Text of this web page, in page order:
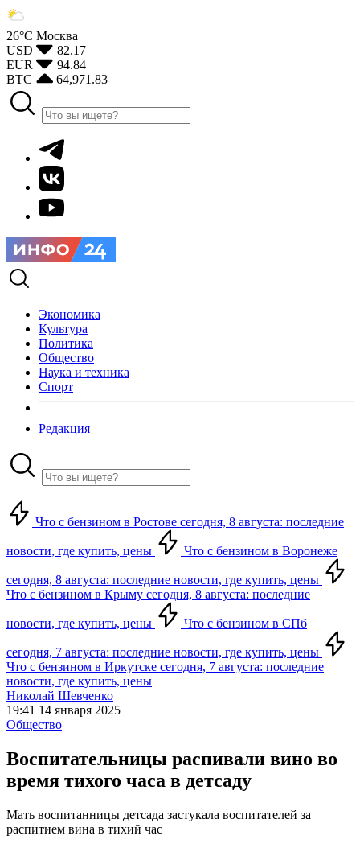
26°С Москва
USD
82.17
EUR
94.84
BTC
64,971.83
Экономика
Культура
Политика
Общество
Наука и техника
Спорт
Редакция
Что с бензином в Ростове сегодня, 8 августа: последние
новости, где купить, цены Что с бензином в Воронеже
сегодня, 8 августа: последние новости, где купить, цены
Что с бензином в Крыму сегодня, 8 августа: последние
новости, где купить, цены Что с бензином в СПб
сегодня, 7 августа: последние новости, где купить, цены
Что с бензином в Иркутске сегодня, 7 августа: последние
новости, где купить, цены
Николай Шевченко
19:41 14 января 2025
Общество
Воспитательницы распивали вино во
время тихого часа в детсаду
Мать воспитанницы детсада застукала воспитателей за
распитием вина в тихий час